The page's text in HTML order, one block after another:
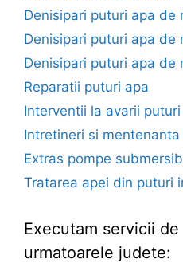
Denisipari puturi apa de
Denisipari puturi apa de
Denisipari puturi apa de
Reparatii puturi apa
Interventii la avarii
Intretineri si
Extras pompe
Tratarea apei din puturi
Executam servicii
urmatoarele judete: